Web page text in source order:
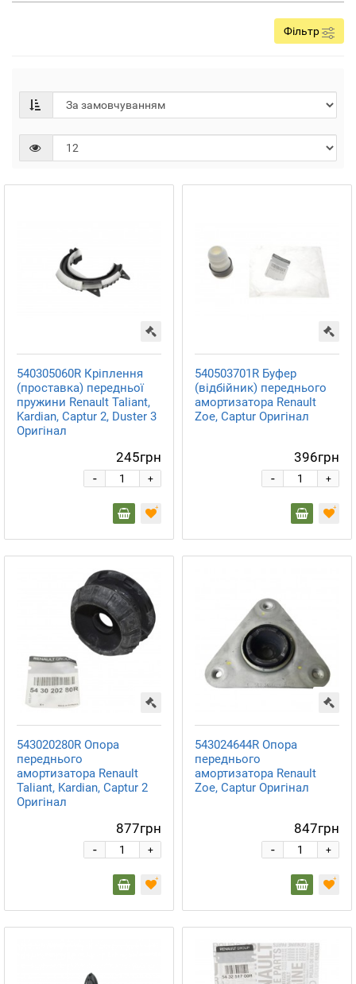
Фільтр
540305060R Кріплення
(проставка) передньої
пружини Renault Taliant,
Kardian, Captur 2, Duster 3
Оригінал
245грн
+
-
540503701R Буфер
(відбійник) переднього
амортизатора Renault
Zoe, Captur Оригінал
396грн
+
-
543020280R Опора
переднього
амортизатора Renault
Taliant, Kardian, Captur 2
Оригінал
877грн
+
-
543024644R Опора
переднього
амортизатора Renault
Zoe, Captur Оригінал
847грн
+
-